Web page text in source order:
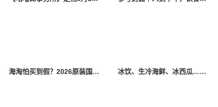
海淘怕买到假？2026原装国产羊奶粉靠谱的正规品牌有哪些？ 冰饮、生冷海鲜、冰西瓜……泉州人夏季“标配”饮食极易引发胃肠炎